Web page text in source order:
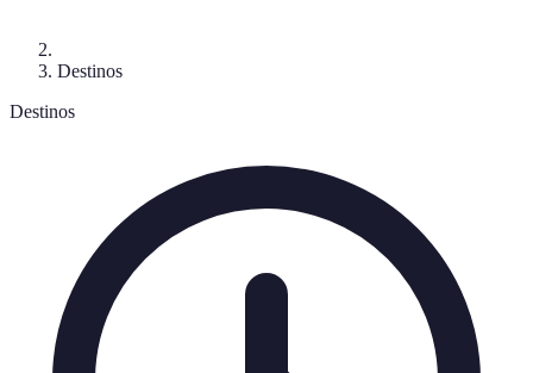
Destinos
Destinos